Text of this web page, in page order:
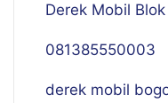
Derek Mobil
081385550003
derek mobil